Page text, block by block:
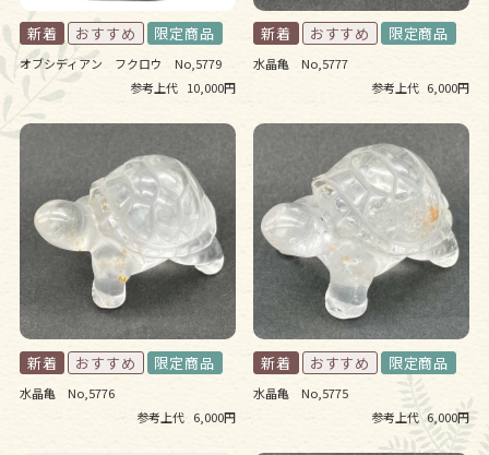
オブシディアン フクロウ No,5779
参考上代 10,000円
水晶亀 No,5777
参考上代 6,000円
水晶亀 No,5776
参考上代 6,000円
水晶亀 No,5775
参考上代 6,000円